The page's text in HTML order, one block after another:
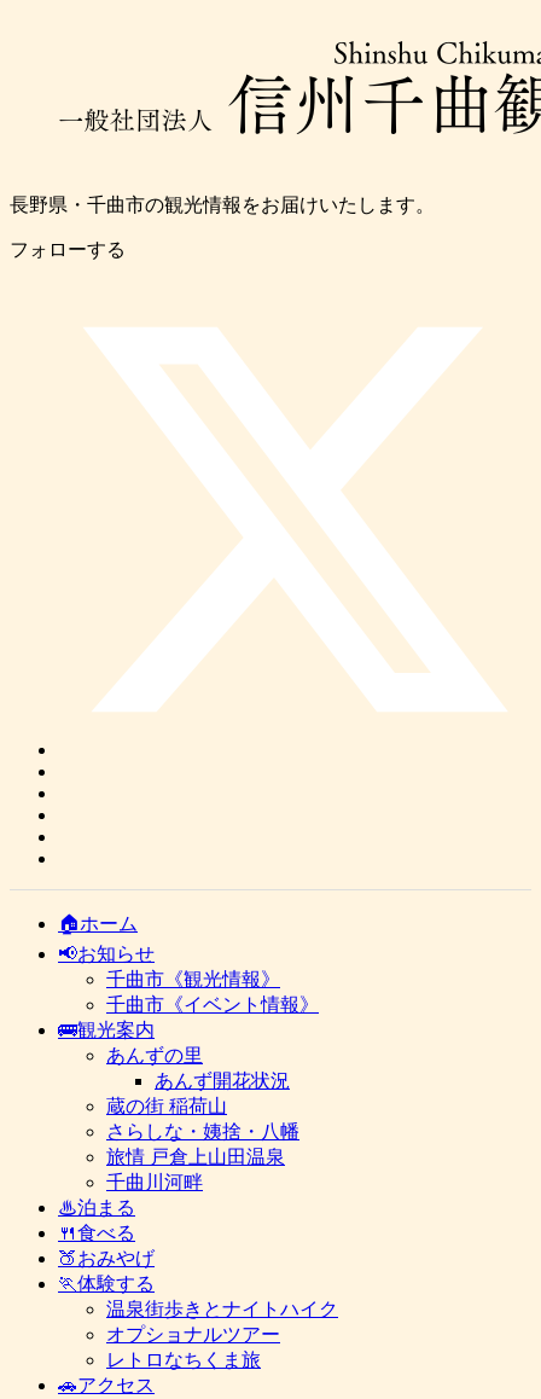
長野県・千曲市の観光情報をお届けいたします。
フォローする
🏠ホーム
📢お知らせ
千曲市《観光情報》
千曲市《イベント情報》
🚌観光案内
あんずの里
あんず開花状況
蔵の街 稲荷山
さらしな・姨捨・八幡
旅情 戸倉上山田温泉
千曲川河畔
♨泊まる
🍴食べる
🍑おみやげ
🏃体験する
温泉街歩きとナイトハイク
オプショナルツアー
レトロなちくま旅
🚗アクセス